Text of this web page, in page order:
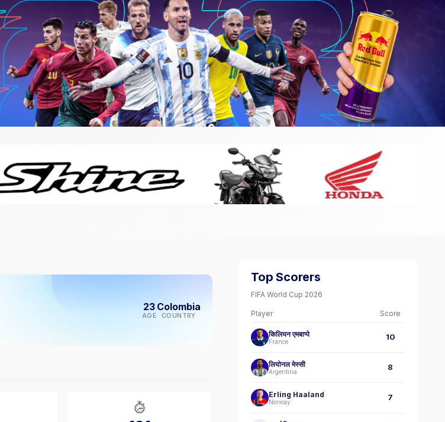
23
AGE
Colombia
COUNTRY
Top Scorers
FIFA World Cup 2026
Player Score
किलियन एमबाप्पे
France 10
लियोनल मेस्सी
Argentina 8
Erling Haaland
Norway 7